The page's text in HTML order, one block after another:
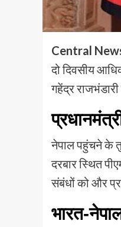
Central
दो दिवसीय
गहेंद्र
नेपाल पहुंचने के
दरबार स्थित
संबंधों को और
भारत-